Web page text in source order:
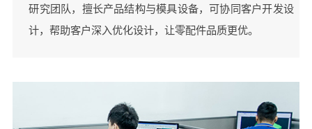
研究团队，擅长产品结构与模具设备，可协同客户开发设
计，帮助客户深入优化设计，让零配件品质更优。